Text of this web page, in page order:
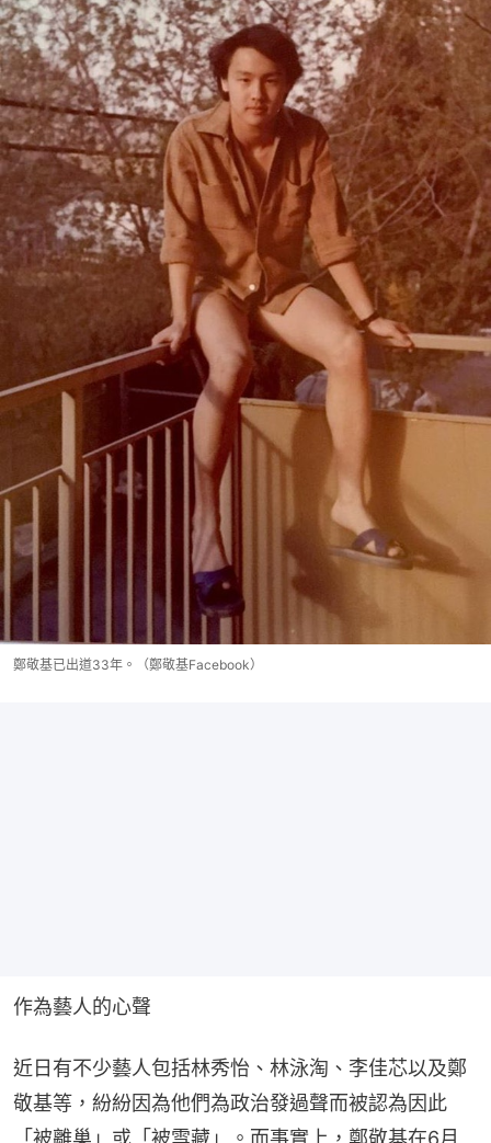
鄭敬基已出道33年。（鄭敬基Facebook）
作為藝人的心聲
近日有不少藝人包括林秀怡、林泳淘、李佳芯以及鄭
敬基等，紛紛因為他們為政治發過聲而被認為因此
「被離巢」或「被雪藏」。而事實上，鄭敬基在6月